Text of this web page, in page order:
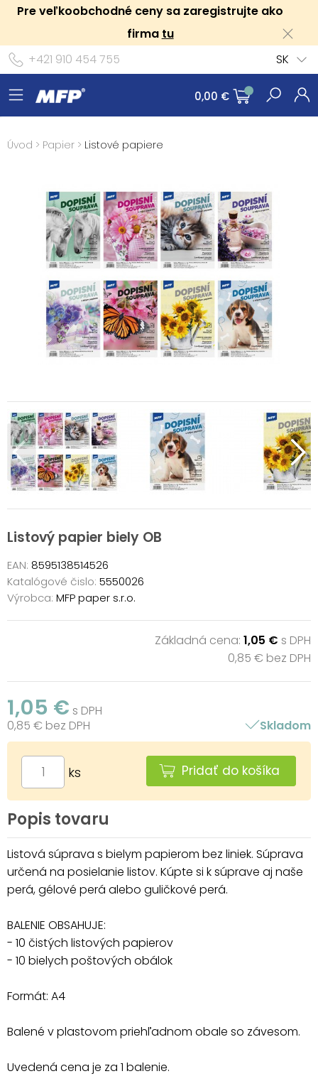
Pre veľkoobchodné ceny sa zaregistrujte ako
firma tu
+421 910 454 755
SK
0,00 €
Úvod > Papier > Listové papiere
Listový papier biely OB
EAN: 8595138514526
Katalógové čislo: 5550026
Výrobca: MFP paper s.r.o.
Základná cena: 1,05 € s DPH
0,85 € bez DPH
1,05 € s DPH
0,85 € bez DPH
Skladom
ks Pridať do košíka
Popis tovaru
Listová súprava s bielym papierom bez liniek. Súprava
určená na posielanie listov. Kúpte si k súprave aj naše
perá, gélové perá alebo guličkové perá.
BALENIE OBSAHUJE:
- 10 čistých listových papierov
- 10 bielych poštových obálok
Formát: A4
Balené v plastovom priehľadnom obale so závesom.
Uvedená cena je za 1 balenie.